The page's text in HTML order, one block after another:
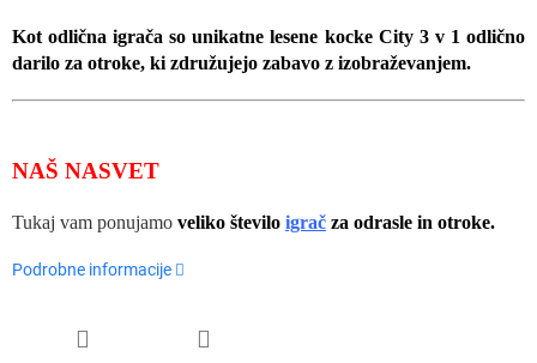
Kot odlična igrača so unikatne lesene kocke City 3 v 1 odlično
darilo za otroke, ki združujejo zabavo z izobraževanjem.
NAŠ NASVET
Tukaj vam ponujamo veliko število igrač za odrasle in otroke.
Podrobne informacije